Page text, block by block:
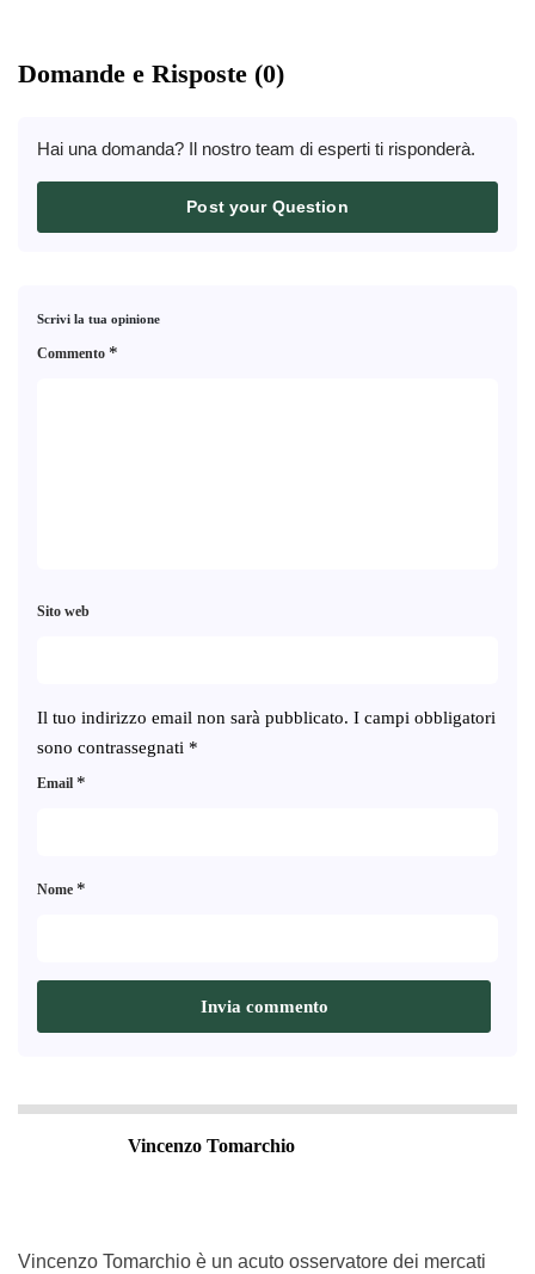
Domande e Risposte (0)
Hai una domanda? Il nostro team di esperti ti risponderà.
Post your Question
Scrivi la tua opinione
Il tuo indirizzo email non sarà pubblicato. I campi obbligatori
sono contrassegnati *
Commento *
Nome *
Email *
Sito web
Vincenzo Tomarchio
Vincenzo Tomarchio è un acuto osservatore dei mercati